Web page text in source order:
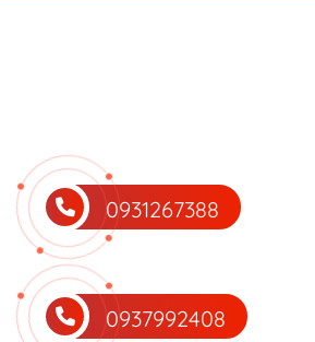
0931267388
0937992408